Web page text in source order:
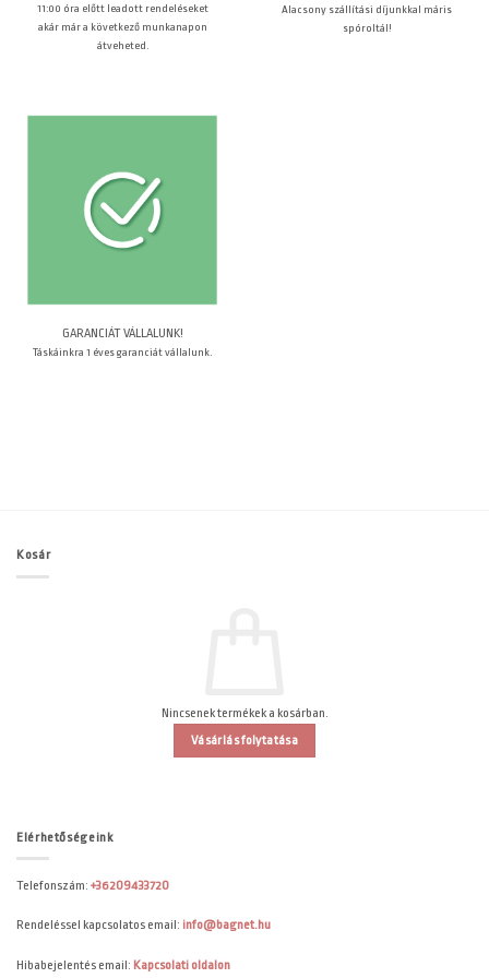
11:00 óra előtt leadott rendeléseket
akár már a következő munkanapon
átveheted.
Alacsony szállítási díjunkkal máris
spóroltál!
GARANCIÁT VÁLLALUNK!
Táskáinkra 1 éves garanciát vállalunk.
Kosár
Nincsenek termékek a kosárban.
Vásárlás folytatása
Elérhetőségeink
Telefonszám: +36209433720
Rendeléssel kapcsolatos email: info@bagnet.hu
Hibabejelentés email: Kapcsolati oldalon